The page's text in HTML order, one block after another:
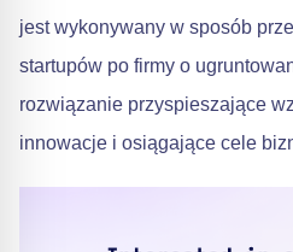
jest wykonywany w sposób
startupów po firmy o
rozwiązanie przyspieszające
innowacje i osiągające cele